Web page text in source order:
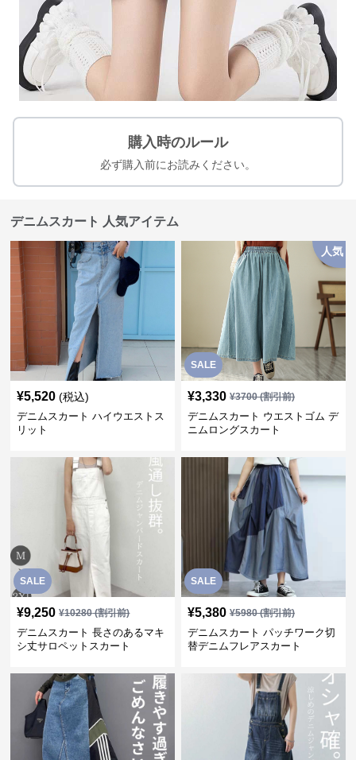
購入時のルール
必ず購入前にお読みください。
デニムスカート 人気アイテム
¥5,520 (税込)
デニムスカート ハイウエストス
リット
SALE
人気
¥3,330 ¥3700(割引前)
デニムスカート ウエストゴム デ
ニムロングスカート
SALE
¥9,250 ¥10280(割引前)
デニムスカート 長さのあるマキ
シ丈サロペットスカート
SALE
¥5,380 ¥5980(割引前)
デニムスカート パッチワーク切
替デニムフレアスカート